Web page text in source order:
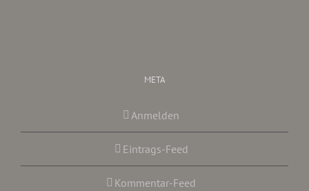
META
Anmelden
Eintrags-Feed
Kommentar-Feed